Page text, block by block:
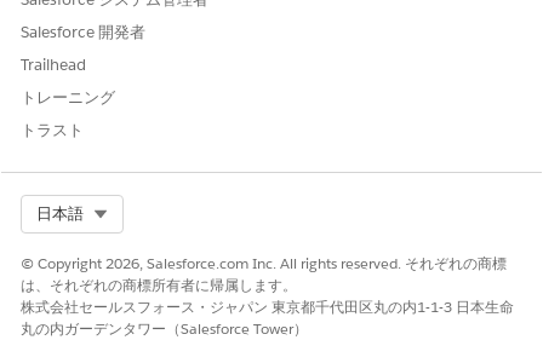
[印刷用に表示] でのアクションプラン項目の表示
Salesforce ヘルプ: ファイルサイズと共有の制限
この記事で問題は解決されましたか?
Salesforce 開発者
Trailhead
トレーニング
トラスト
日本語
© Copyright 2026, Salesforce.com Inc. All rights reserved. それぞれの商標
は、それぞれの商標所有者に帰属します。
株式会社セールスフォース・ジャパン 東京都千代田区丸の内1-1-3 日本生命
丸の内ガーデンタワー（Salesforce Tower）